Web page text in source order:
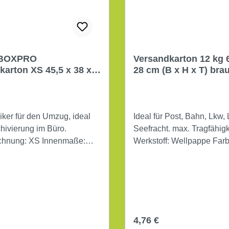
XS 45,5 x 38 x
für den Umzug, ideal
im Büro.
XS Innenmaße:
Preis:
Versandkarton 12 kg
28 cm (B x H x T)
Ideal für Post, Bahn, Lkw,
Seefracht. max. Tragfähigkeit: 12 kg
Werkstoff:
Regulärer Preis:
4,76 €